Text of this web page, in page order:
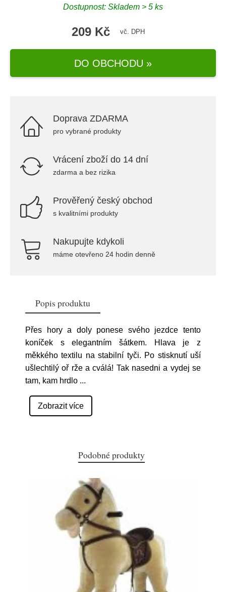
Dostupnost: Skladem > 5 ks
209 Kč vč. DPH
DO OBCHODU »
Doprava ZDARMA
pro vybrané produkty
Vrácení zboží do 14 dní
zdarma a bez rizika
Prověřený český obchod
s kvalitními produkty
Nakupujte kdykoli
máme otevřeno 24 hodin denně
Popis produktu
Přes hory a doly ponese svého jezdce tento
koníček s elegantním šátkem. Hlava je z
měkkého textilu na stabilní tyči. Po stisknutí uší
ušlechtilý oř rže a cválá! Tak nasedni a vydej se
tam, kam hrdlo ...
Zobrazit více
Podobné produkty